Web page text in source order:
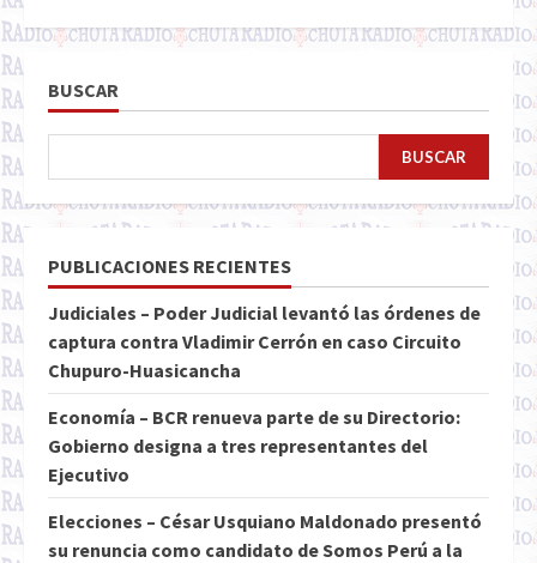
BUSCAR
BUSCAR
PUBLICACIONES RECIENTES
Judiciales – Poder Judicial levantó las órdenes de
captura contra Vladimir Cerrón en caso Circuito
Chupuro-Huasicancha
Economía – BCR renueva parte de su Directorio:
Gobierno designa a tres representantes del
Ejecutivo
Elecciones – César Usquiano Maldonado presentó
su renuncia como candidato de Somos Perú a la